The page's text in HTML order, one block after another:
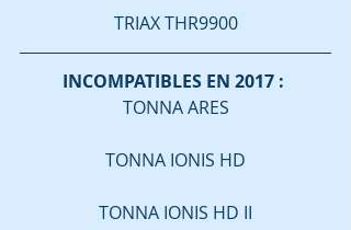
TRIAX THR9900
INCOMPATIBLES EN 2017 :
TONNA ARES
TONNA IONIS HD
TONNA IONIS HD II